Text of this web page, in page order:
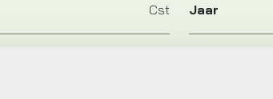
Cst Jaar